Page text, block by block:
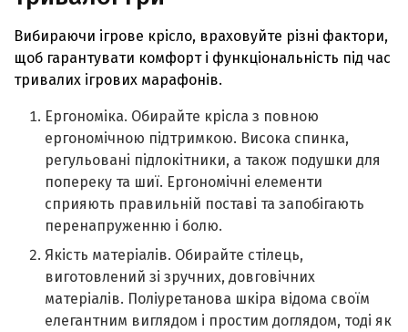
Вибираючи ігрове крісло, враховуйте різні фактори,
щоб гарантувати комфорт і функціональність під час
тривалих ігрових марафонів.
Ергономіка. Обирайте крісла з повною
ергономічною підтримкою. Висока спинка,
регульовані підлокітники, а також подушки для
попереку та шиї. Ергономічні елементи
сприяють правильній поставі та запобігають
перенапруженню і болю.
Якість матеріалів. Обирайте стілець,
виготовлений зі зручних, довговічних
матеріалів. Поліуретанова шкіра відома своїм
елегантним виглядом і простим доглядом, тоді як